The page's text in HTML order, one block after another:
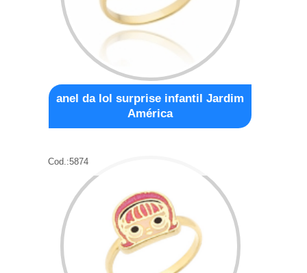
anel da lol surprise infantil Jardim
América
Cod.:5874